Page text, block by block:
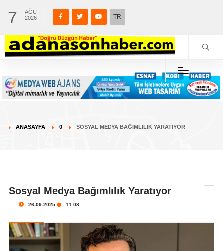
7
AĞU
2026
TR
ANASAYFA 0 SOSYAL MEDYA BAĞIMLILIK YARATIYOR
Sosyal Medya Bağımlılık Yaratıyor
26-09-2025 11:08